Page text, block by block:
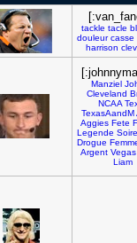
tackle tacle
douleur casse
harrison
Manziel
Cleveland
NCAA
TexasAandM
Aggies Fete
Legende
Drogue
Argent Vegas
Liam